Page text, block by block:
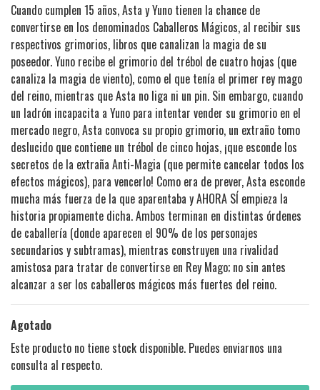
Cuando cumplen 15 años, Asta y Yuno tienen la chance de
convertirse en los denominados Caballeros Mágicos, al recibir sus
respectivos grimorios, libros que canalizan la magia de su
poseedor. Yuno recibe el grimorio del trébol de cuatro hojas (que
canaliza la magia de viento), como el que tenía el primer rey mago
del reino, mientras que Asta no liga ni un pin. Sin embargo, cuando
un ladrón incapacita a Yuno para intentar vender su grimorio en el
mercado negro, Asta convoca su propio grimorio, un extraño tomo
deslucido que contiene un trébol de cinco hojas, ¡que esconde los
secretos de la extraña Anti-Magia (que permite cancelar todos los
efectos mágicos), para vencerlo! Como era de prever, Asta esconde
mucha más fuerza de la que aparentaba y AHORA SÍ empieza la
historia propiamente dicha. Ambos terminan en distintas órdenes
de caballería (donde aparecen el 90% de los personajes
secundarios y subtramas), mientras construyen una rivalidad
amistosa para tratar de convertirse en Rey Mago; no sin antes
alcanzar a ser los caballeros mágicos más fuertes del reino.
Agotado
Este producto no tiene stock disponible. Puedes enviarnos una
consulta al respecto.